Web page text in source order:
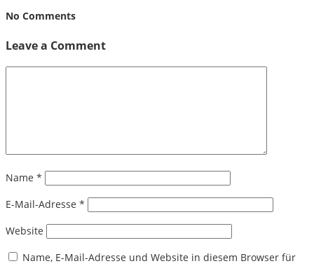
No Comments
Leave a Comment
Name *
E-Mail-Adresse *
Website
Name, E-Mail-Adresse und Website in diesem Browser für